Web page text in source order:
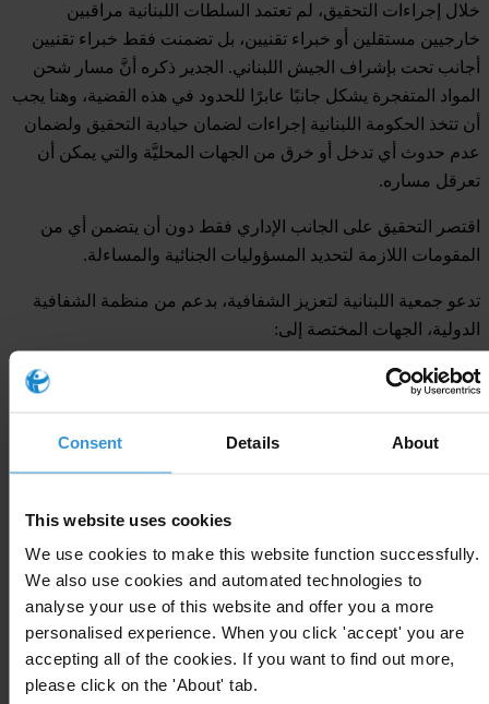
Consent Details About
This website uses cookies
We use cookies to make this website function successfully.
We also use cookies and automated technologies to
analyse your use of this website and offer you a more
personalised experience. When you click 'accept' you are
accepting all of the cookies. If you want to find out more,
please click on the 'About' tab.
خلال إجراءات التحقيق، لم تعتمد السلطات اللبنانية مراقبين
خارجيين مستقلين أو خبراء تقنيين، بل تضمنت فقط خبراء تقنيين
أجانب تحت بإشراف الجيش اللبناني. الجدير ذكره أنَّ مسار شحن
المواد المتفجرة يشكل جانبًا عابرًا للحدود في هذه القضية، وهنا يجب
أن تتخذ الحكومة اللبنانية إجراءات لضمان حيادية التحقيق ولضمان
عدم حدوث أي تدخل أو خرق من الجهات المحليَّة والتي يمكن أن
تعرقل مساره.
اقتصر التحقيق على الجانب الإداري فقط دون أن يتضمن أي من
المقومات اللازمة لتحديد المسؤوليات الجنائية والمساءلة.
تدعو جمعية اللبنانية لتعزيز الشفافية، بدعم من منظمة الشفافية
الدولية، الجهات المختصة إلى:
مراعاة القانون الدولي لحقوق الإنسان ومعايير الشفافية، والوفاء
ضمان المساءلة الكاملة من خلال ضمان أن التحقيق يتمتع
بالصلاحيات اللازمة لمعرفة أسباب الانفجار وتحديد المسؤوليات
القانونية والإدارية والجنائية، أمام محكمة دائمة تضمن الحق في
محاكمة عادلة والإجراءات القانونية الواجبة.
يمكنكم الاطلاع على البيان السابق
المكتب الصحفي لـ "منظمة الشفافيَّة الدوليَّة"